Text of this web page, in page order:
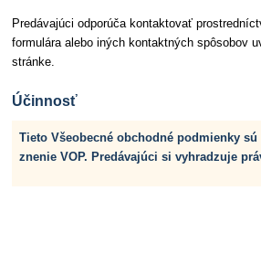
Predávajúci odporúča kontaktovať
formulára alebo iných kontaktných spôsobov
stránke.
Účinnosť
Tieto Všeobecné obchodné podmienky
znenie VOP. Predávajúci si vyhradzuje